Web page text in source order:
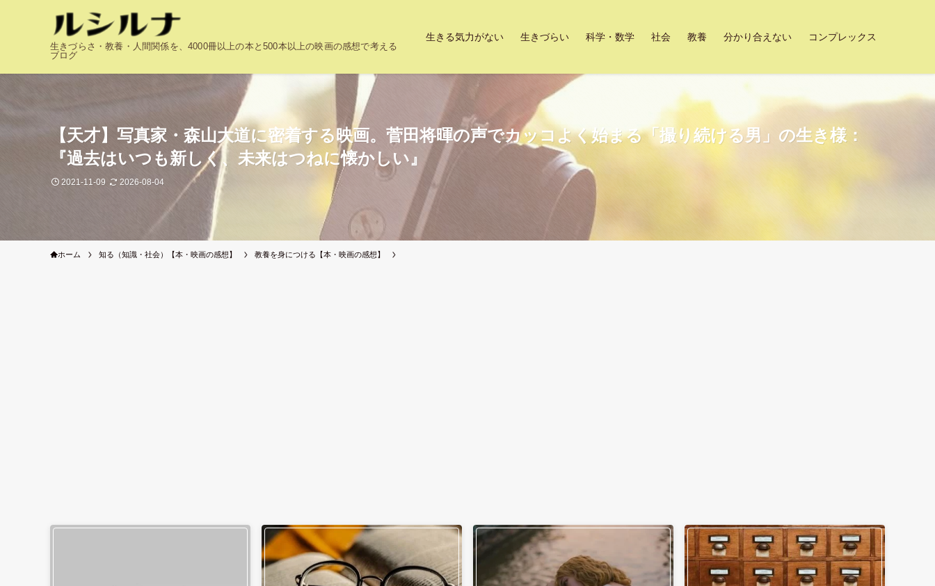
生きづらさ・教養・人間関係を、4000冊以上の本と500本以上の映画の感想で考える
ブログ
生きる気力がない 生きづらい 科学・数学 社会 教養 分かり合えない コンプレックス
【天才】写真家・森山大道に密着する映画。菅田将暉の声でカッコよく始まる「撮り続ける男」の生き様：
『過去はいつも新しく、未来はつねに懐かしい』
2021-11-09 2026-08-04
ホーム 知る（知識・社会）【本・映画の感想】 教養を身につける【本・映画の感想】